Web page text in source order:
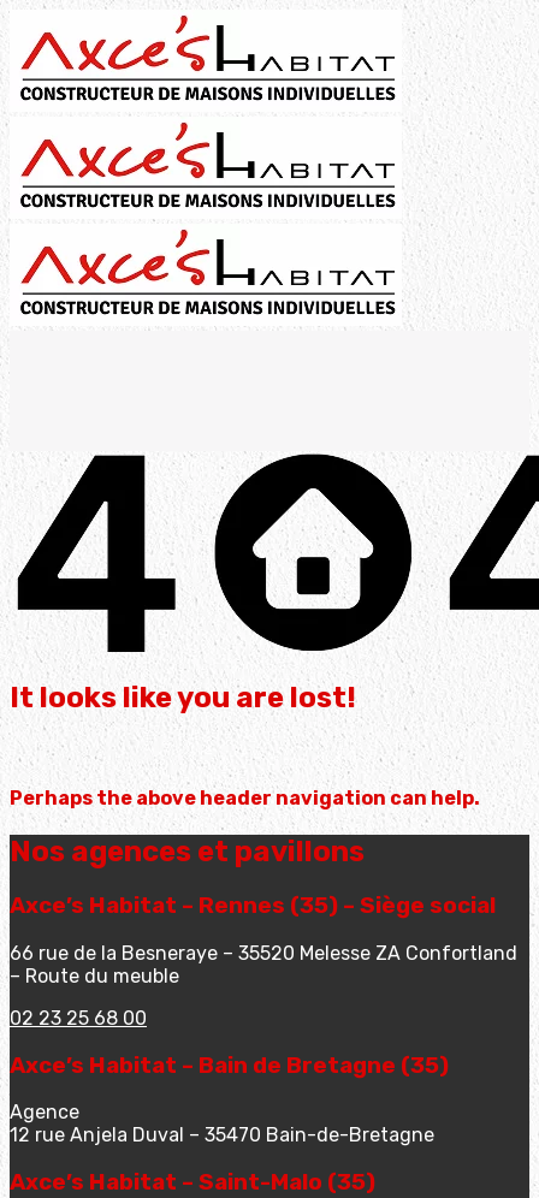
It looks like you are lost!
Perhaps the above header navigation can help.
Nos agences et pavillons
Axce’s Habitat – Rennes (35) – Siège social
66 rue de la Besneraye – 35520 Melesse ZA Confortland
– Route du meuble
02 23 25 68 00
Axce’s Habitat – Bain de Bretagne (35)
Agence
12 rue Anjela Duval – 35470 Bain-de-Bretagne
Axce’s Habitat – Saint-Malo (35)